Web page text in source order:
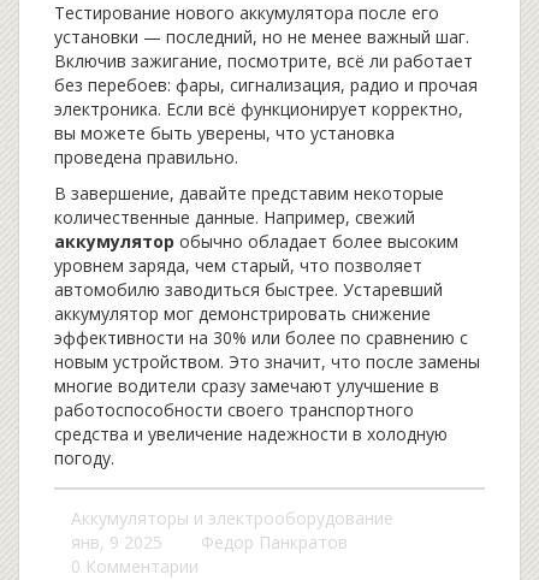
Тестирование нового аккумулятора после его
установки — последний, но не менее важный шаг.
Включив зажигание, посмотрите, всё ли работает
без перебоев: фары, сигнализация, радио и прочая
электроника. Если всё функционирует корректно,
вы можете быть уверены, что установка
проведена правильно.
В завершение, давайте представим некоторые
количественные данные. Например, свежий
аккумулятор обычно обладает более высоким
уровнем заряда, чем старый, что позволяет
автомобилю заводиться быстрее. Устаревший
аккумулятор мог демонстрировать снижение
эффективности на 30% или более по сравнению с
новым устройством. Это значит, что после замены
многие водители сразу замечают улучшение в
работоспособности своего транспортного
средства и увеличение надежности в холодную
погоду.
Аккумуляторы и электрооборудование
янв, 9 2025
Федор Панкратов
0 Комментарии